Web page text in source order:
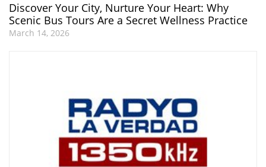
Discover Your City, Nurture Your Heart: Why
Scenic Bus Tours Are a Secret Wellness Practice
March 14, 2026